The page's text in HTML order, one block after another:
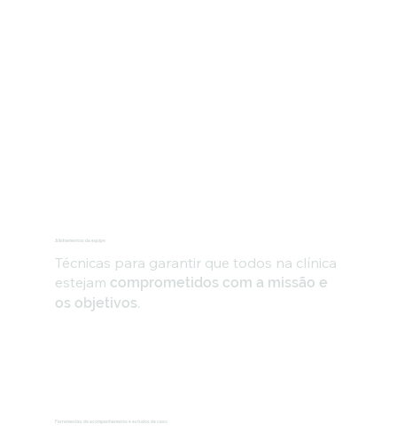
Alinhamentos da equipe
Técnicas para garantir que todos na clínica
estejam comprometidos com a missão e
os objetivos.
Ferramentas de acompanhamento e estudos de caso